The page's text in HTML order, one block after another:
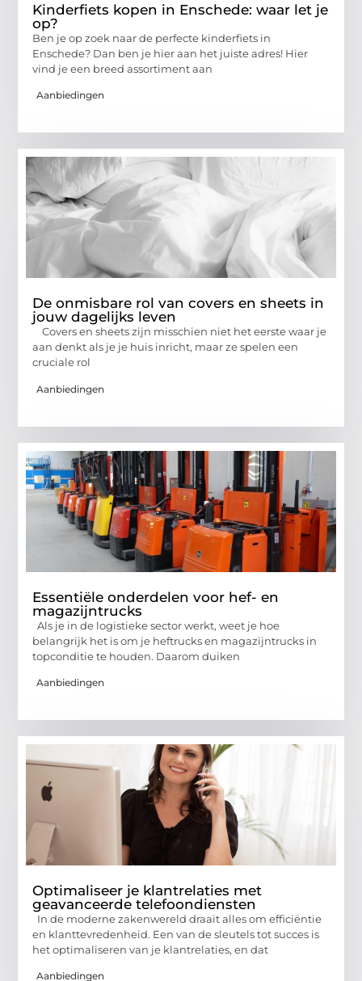
Kinderfiets kopen in Enschede: waar let je
op?
Ben je op zoek naar de perfecte kinderfiets in
Enschede? Dan ben je hier aan het juiste adres! Hier
vind je een breed assortiment aan
Aanbiedingen
De onmisbare rol van covers en sheets in
jouw dagelijks leven
Covers en sheets zijn misschien niet het eerste waar je
aan denkt als je je huis inricht, maar ze spelen een
cruciale rol
Aanbiedingen
Essentiële onderdelen voor hef- en
magazijntrucks
Als je in de logistieke sector werkt, weet je hoe
belangrijk het is om je heftrucks en magazijntrucks in
topconditie te houden. Daarom duiken
Aanbiedingen
Optimaliseer je klantrelaties met
geavanceerde telefoondiensten
In de moderne zakenwereld draait alles om efficiëntie
en klanttevredenheid. Een van de sleutels tot succes is
het optimaliseren van je klantrelaties, en dat
Aanbiedingen